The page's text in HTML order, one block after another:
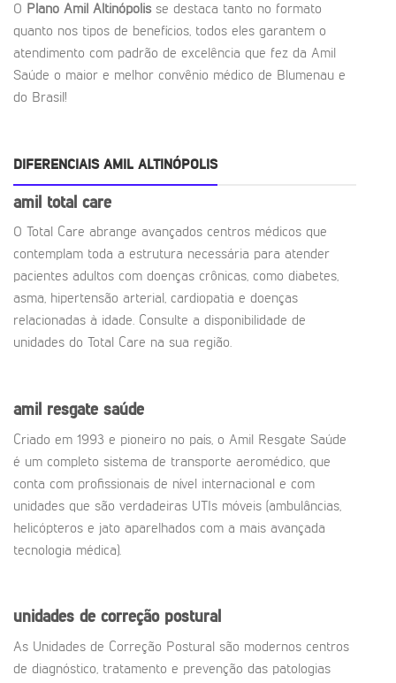
O Plano Amil Altinópolis se destaca tanto no formato
quanto nos tipos de benefícios, todos eles garantem o
atendimento com padrão de excelência que fez da Amil
Saúde o maior e melhor convênio médico de Blumenau e
do Brasil!
DIFERENCIAIS AMIL ALTINÓPOLIS
amil total care
O Total Care abrange avançados centros médicos que
contemplam toda a estrutura necessária para atender
pacientes adultos com doenças crônicas, como diabetes,
asma, hipertensão arterial, cardiopatia e doenças
relacionadas à idade. Consulte a disponibilidade de
unidades do Total Care na sua região.
amil resgate saúde
Criado em 1993 e pioneiro no país, o Amil Resgate Saúde
é um completo sistema de transporte aeromédico, que
conta com profissionais de nível internacional e com
unidades que são verdadeiras UTIs móveis (ambulâncias,
helicópteros e jato aparelhados com a mais avançada
tecnologia médica).
unidades de correção postural
As Unidades de Correção Postural são modernos centros
de diagnóstico, tratamento e prevenção das patologias